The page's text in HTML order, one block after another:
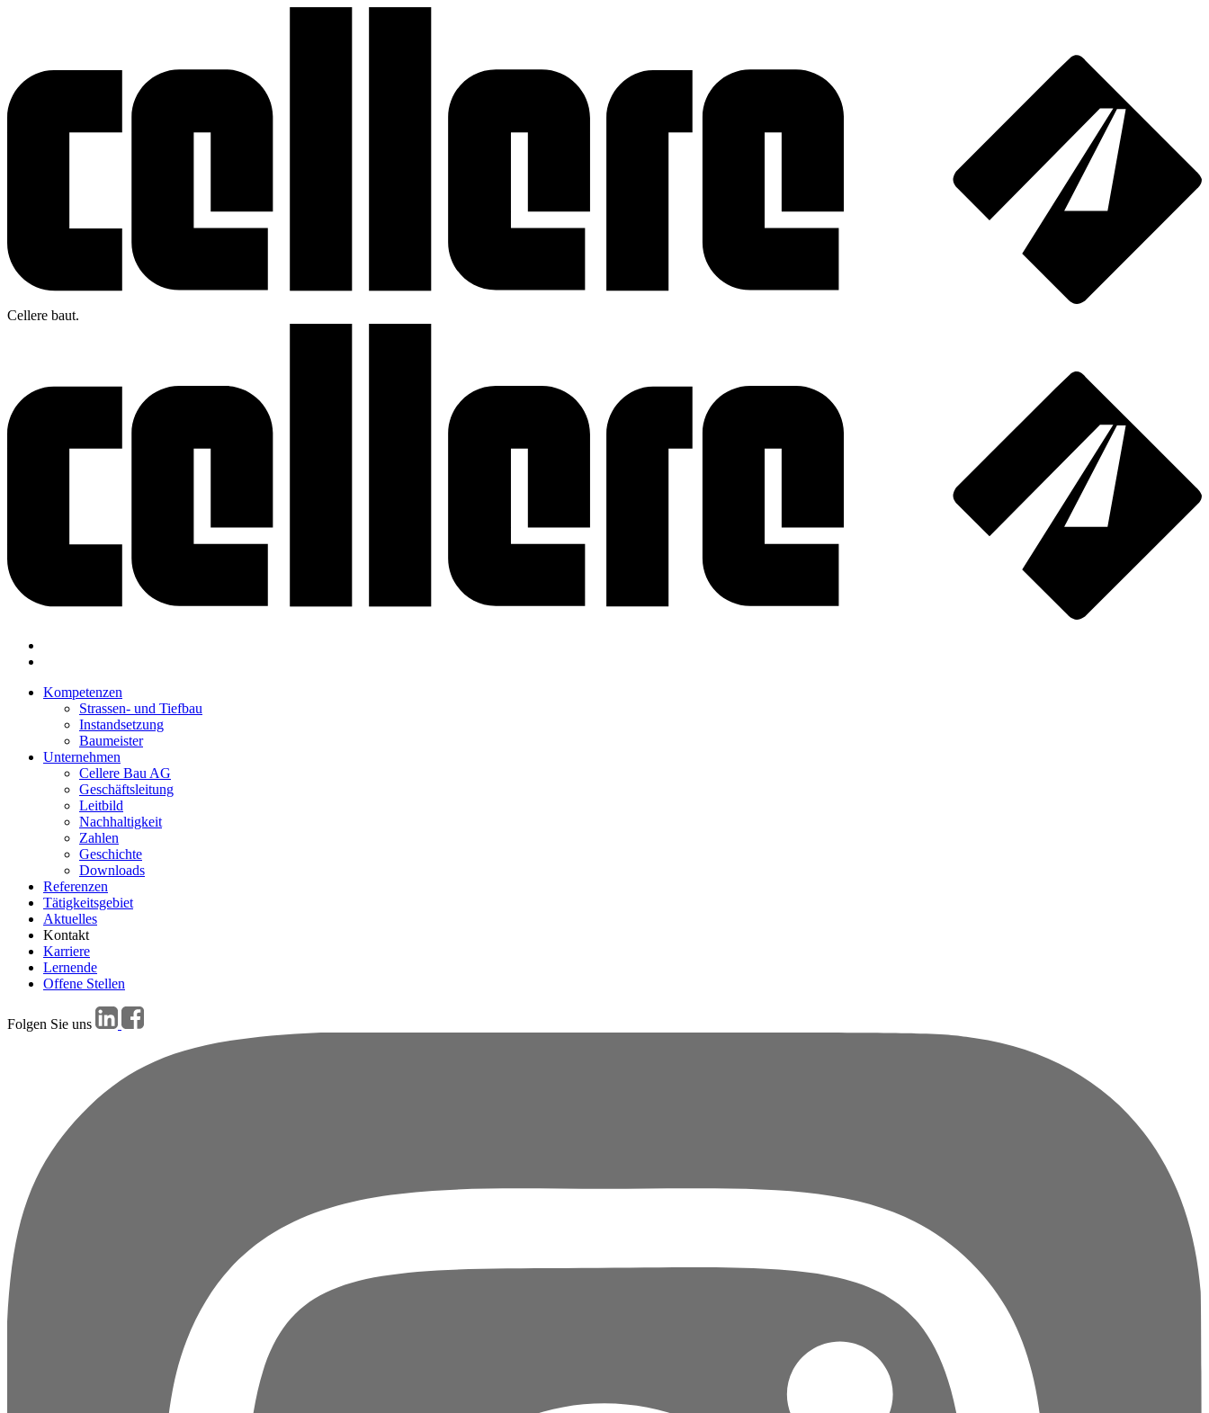
Cellere baut.
Kompetenzen
Strassen- und Tiefbau
Instandsetzung
Baumeister
Unternehmen
Cellere Bau AG
Geschäftsleitung
Leitbild
Nachhaltigkeit
Zahlen
Geschichte
Downloads
Referenzen
Tätigkeitsgebiet
Aktuelles
Kontakt
Karriere
Lernende
Offene Stellen
Folgen Sie uns